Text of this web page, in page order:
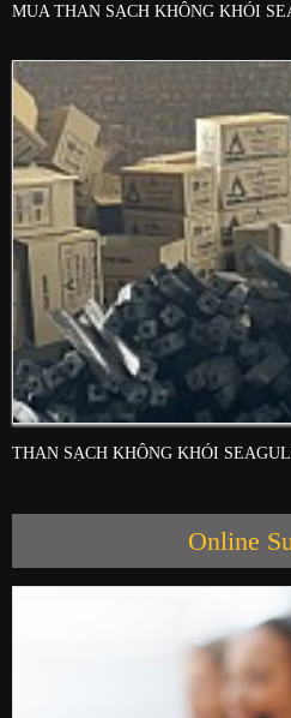
MUA THAN SẠCH KHÔNG KHÓI
THAN SẠCH KHÔNG KHÓI
Online